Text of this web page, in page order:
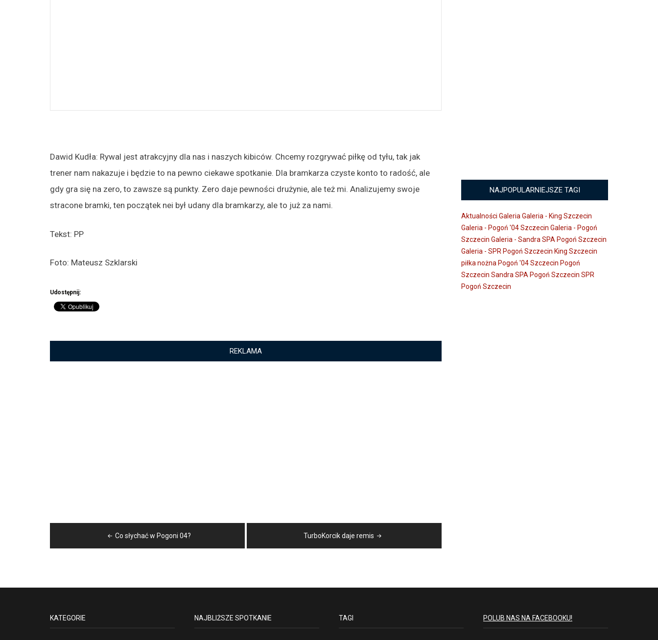
Dawid Kudła: Rywal jest atrakcyjny dla nas i naszych kibiców. Chcemy rozgrywać piłkę od tyłu, tak jak
trener nam nakazuje i będzie to na pewno ciekawe spotkanie. Dla bramkarza czyste konto to radość, ale
gdy gra się na zero, to zawsze są punkty. Zero daje pewności drużynie, ale też mi. Analizujemy swoje
stracone bramki, ten początek nei był udany dla bramkarzy, ale to już za nami.
Tekst: PP
Foto: Mateusz Szklarski
Udostępnij:
REKLAMA
Nawigacja
wpisu
Co słychać w Pogoni 04? TurboKorcik daje remis
NAJPOPULARNIEJSZE TAGI
Aktualności Galeria Galeria - King Szczecin
Galeria - Pogoń '04 Szczecin Galeria - Pogoń
Szczecin Galeria - Sandra SPA Pogoń Szczecin
Galeria - SPR Pogoń Szczecin King Szczecin
piłka nożna Pogoń '04 Szczecin Pogoń
Szczecin Sandra SPA Pogoń Szczecin SPR
Pogoń Szczecin
KATEGORIE NAJBLIŻSZE SPOTKANIE TAGI POLUB NAS NA FACEBOOKU!